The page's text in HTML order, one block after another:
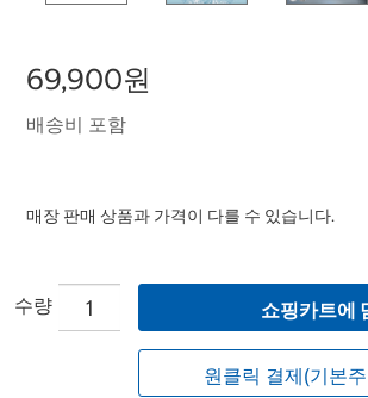
69,900원
배송비 포함
매장 판매 상품과 가격이 다를 수 있습니다.
수량 쇼핑카트에
원클릭 결제(기본